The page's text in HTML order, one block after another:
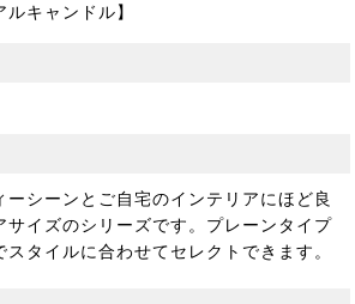
キャンドル】
ーシーンとご自宅のインテリアにほど良
サイズのシリーズです。プレーンタイプ
タイルに合わせてセレクトできます。